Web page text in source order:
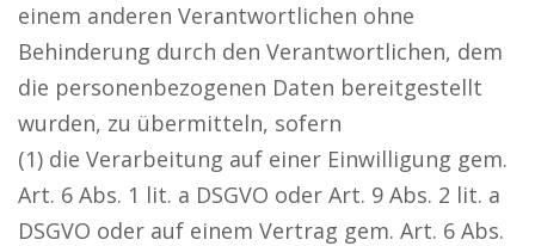
einem anderen Verantwortlichen ohne
Behinderung durch den Verantwortlichen, dem
die personenbezogenen Daten bereitgestellt
wurden, zu übermitteln, sofern
(1) die Verarbeitung auf einer Einwilligung gem.
Art. 6 Abs. 1 lit. a DSGVO oder Art. 9 Abs. 2 lit. a
DSGVO oder auf einem Vertrag gem. Art. 6 Abs.